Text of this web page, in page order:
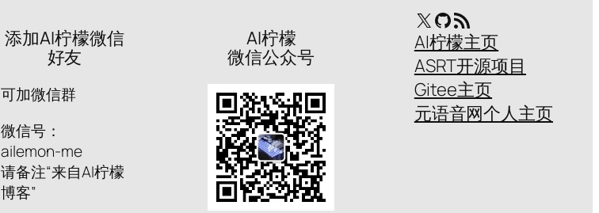
添加AI柠檬微信
好友
可加微信群
微信号：
ailemon-me
请备注“来自AI柠檬
博客”
AI柠檬
微信公众号
X GitHub
RSS Feed
AI柠檬主页
ASRT开源项目
Gitee主页
元语音网个人主页